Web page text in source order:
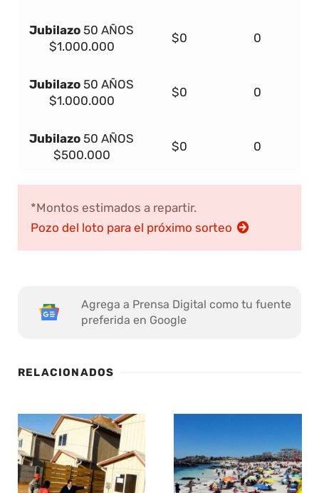
Jubilazo 50 AÑOS
$1.000.000
$0 0
Jubilazo 50 AÑOS
$1.000.000
$0 0
Jubilazo 50 AÑOS
$500.000
$0 0
*Montos estimados a repartir.
Pozo del loto para el próximo sorteo
Agrega a Prensa Digital como tu fuente
preferida en Google
RELACIONADOS